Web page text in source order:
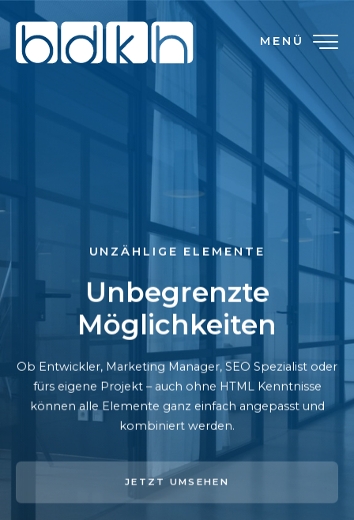
MENÜ
UNZÄHLIGE ELEMENTE
Unbegrenzte
Möglichkeiten
Ob Entwickler, Marketing Manager, SEO Spezialist oder
fürs eigene Projekt – auch ohne HTML Kenntnisse
können alle Elemente ganz einfach angepasst und
kombiniert werden.
JETZT UMSEHEN